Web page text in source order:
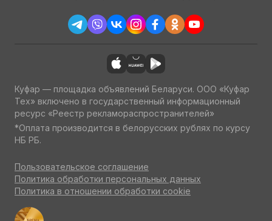
Куфар — площадка объявлений Беларуси. ООО «Куфар
Тех» включено в государственный информационный
ресурс «Реестр рекламораспространителей»
*Оплата производится в белорусских рублях по курсу
НБ РБ.
Пользовательское соглашение
Политика обработки персональных данных
Политика в отношении обработки cookie